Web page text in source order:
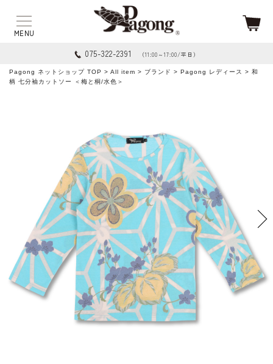
075-322-2391 （11:00～17:00/平日）
Pagong ネットショップ TOP > All item > ブランド > Pagong レディース
> 和
柄 七分袖カットソー ＜梅と桐/水色＞